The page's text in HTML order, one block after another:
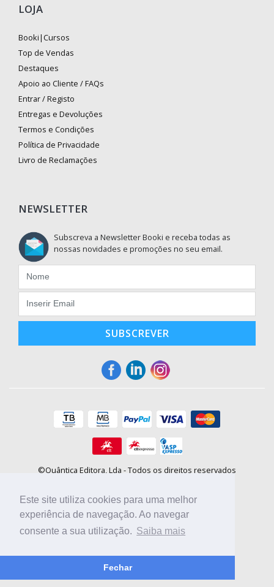
Este site utiliza cookies para uma melhor
experiência de navegação. Ao navegar
consente a sua utilização. Saiba mais
Fechar
LOJA
Booki|Cursos
Top de Vendas
Destaques
Apoio ao Cliente / FAQs
Entrar / Registo
Entregas e Devoluções
Termos e Condições
Política de Privacidade
Livro de Reclamações
NEWSLETTER
Subscreva a Newsletter Booki e receba todas as
nossas novidades e promoções no seu email.
SUBSCREVER
©Quântica Editora, Lda - Todos os direitos reservados
E-mail: info@booki.pt
Tel.: +351 220 104 872(custo de chamada para a rede fixa